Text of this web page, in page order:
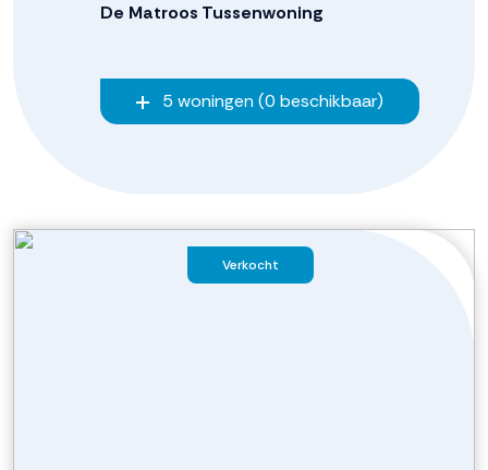
De Matroos Tussenwoning
5 woningen (0 beschikbaar)
Verkocht